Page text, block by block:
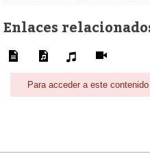
Enlaces
Para acceder a este